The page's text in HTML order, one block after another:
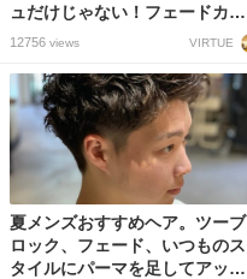
ュだけじゃない！フェードカッ
トまでできるスタイリストの技
12756 views VIRTUE
夏メンズおすすめヘア。ツーブ
ロック、フェード、いつものス
タイルにパーマを足してアップ